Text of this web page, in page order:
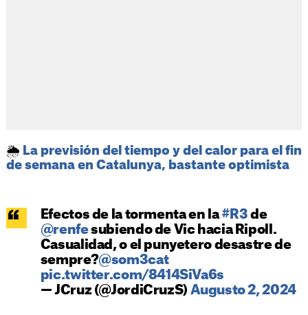
🌦️ La previsión del tiempo y del calor para el fin
de semana en Catalunya, bastante optimista
Efectos de la tormenta en la #R3 de
@renfesubiendo de Vic hacia Ripoll.
Casualidad, o el punyetero desastre de
sempre?@som3cat
pic.twitter.com/8414SiVa6s
— JCruz (@JordiCruzS) Augusto 2, 2024